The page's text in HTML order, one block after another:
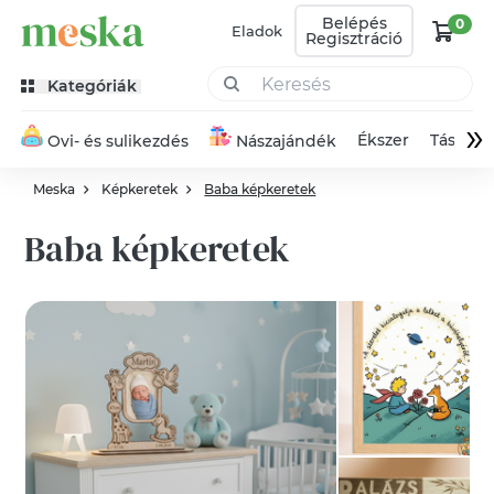
Eladok Belépés
Regisztráció
0
Kategóriák
Ovi- és sulikezdés Nászajándék Ékszer Táska»
Meska Képkeretek Baba képkeretek
Baba képkeretek